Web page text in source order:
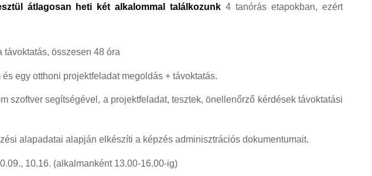
átlagosan heti két alkalommal találkozunk 4 tanórás etapokban, ezért
összesen 48 óra
egy otthoni projektfeladat megoldás + távoktatás.
szoftver segítségével, a projektfeladat, tesztek, önellenőrző kérdések távoktatási
alapadatai alapján elkészíti a képzés adminisztrációs dokumentumait.
10.16. (alkalmanként 13.00-16.00-ig)